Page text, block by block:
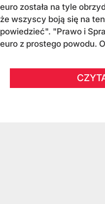
euro została na tyle
że wszyscy boją się na
powiedzieć". "Prawo i
euro z prostego powodu.